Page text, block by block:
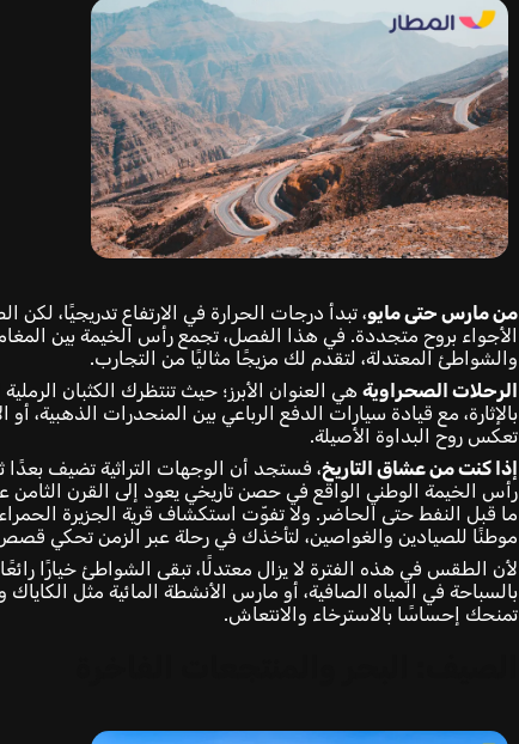
من مارس حتى مايو، تبدأ درجات الحرارة في الارتفاع تدريجيًا، لكن
الأجواء بروح متجددة. في هذا الفصل، تجمع رأس الخيمة بين
والشواطئ المعتدلة، لتقدم لك مزيجًا مثاليًا من التجارب.
الرحلات الصحراوية هي العنوان الأبرز؛ حيث تنتظرك الكثبان
بالإثارة، مع قيادة سيارات الدفع الرباعي بين المنحدرات الذهبية، أو
تعكس روح البداوة الأصيلة.
إذا كنت من عشاق التاريخ، فستجد أن الوجهات التراثية تضيف بعدًا
رأس الخيمة الوطني الواقع في حصن تاريخي يعود إلى القرن الثامن
ما قبل النفط حتى الحاضر. ولا تفوّت استكشاف قرية الجزيرة الحمراء،
موطنًا للصيادين والغواصين، لتأخذك في رحلة عبر الزمن تحكي
لأن الطقس في هذه الفترة لا يزال معتدلًا، تبقى الشواطئ خيارًا
بالسباحة في المياه الصافية، أو مارس الأنشطة المائية مثل الكاياك
تمنحك إحساسًا بالاسترخاء والانتعاش.